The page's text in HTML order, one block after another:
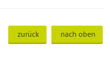
zurück nach oben